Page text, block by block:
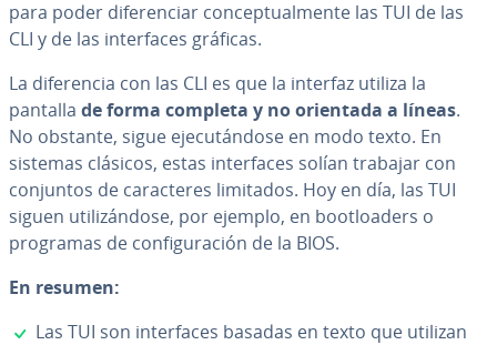
para poder di­fe­re­n­ciar co­n­ce­p­tua­l­me­n­te las TUI de las
CLI y de las in­te­r­fa­ces gráficas.
La di­fe­re­n­cia con las CLI es que la interfaz utiliza la
pantalla de forma completa y no orientada a líneas.
No obstante, sigue eje­cu­tá­n­do­se en modo texto. En
sistemas clásicos, estas in­te­r­fa­ces solían trabajar con
conjuntos de ca­ra­c­te­res limitados. Hoy en día, las TUI
siguen uti­li­zá­n­do­se, por ejemplo, en bootloa­de­rs o
programas de co­n­fi­gu­ra­ción de la BIOS.
En resumen:
✓
Las TUI son in­te­r­fa­ces basadas en texto que utilizan